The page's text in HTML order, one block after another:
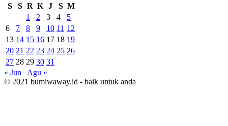
S
S R K J S M
1
2 3 4
5
6
7 8 9 10 11 12
13 14 15 16 17 18 19
20 21 22 23 24 25 26
27 28 29 30 31
« Jun
Agu »
© 2021 bumiwaway.id - baik untuk anda